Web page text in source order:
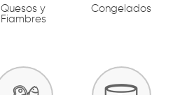
Quesos y
Fiambres
Congelados